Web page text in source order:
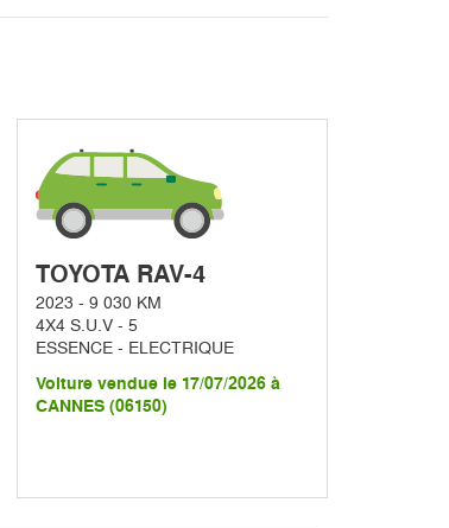
TOYOTA RAV-4
2023 - 9 030 KM
4X4 S.U.V - 5
ESSENCE - ELECTRIQUE
Voiture vendue le 17/07/2026 à
CANNES (06150)